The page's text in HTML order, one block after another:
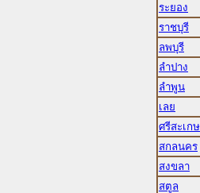
ระยอง
ราชบุรี
ลพบุรี
ลำปาง
ลำพูน
เลย
ศรีสะเกษ
สกลนคร
สงขลา
สตูล